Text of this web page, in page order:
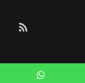
TikTok